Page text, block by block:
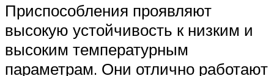
Приспособления проявляют
высокую устойчивость к низким и
высоким температурным
параметрам. Они отлично работают